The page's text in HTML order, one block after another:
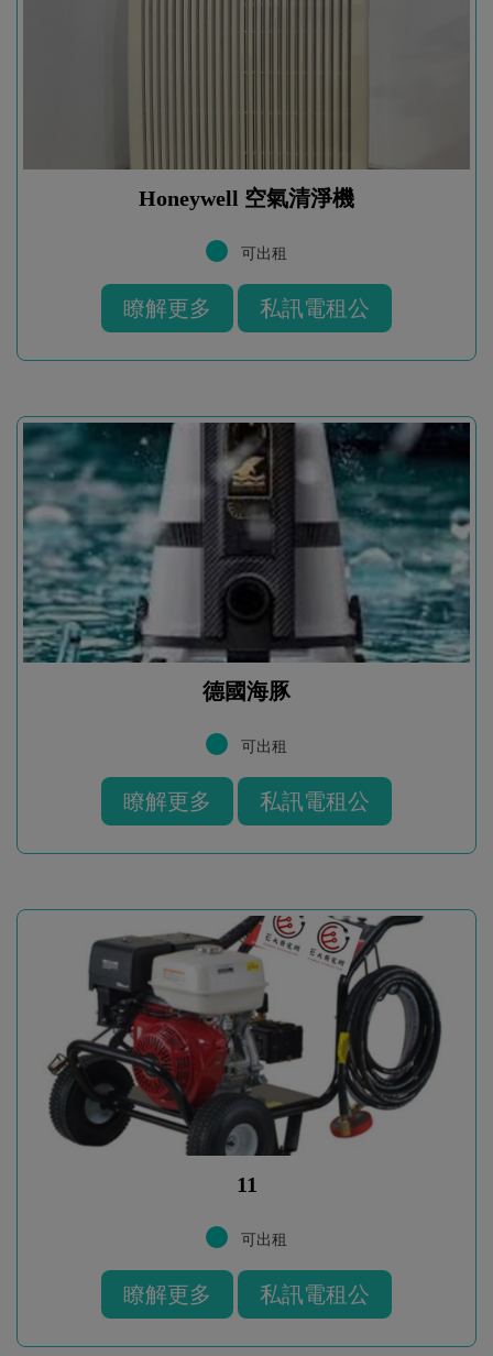
Honeywell 空氣清淨機
可出租
瞭解更多 私訊電租公
德國海豚
可出租
瞭解更多 私訊電租公
11
可出租
瞭解更多 私訊電租公